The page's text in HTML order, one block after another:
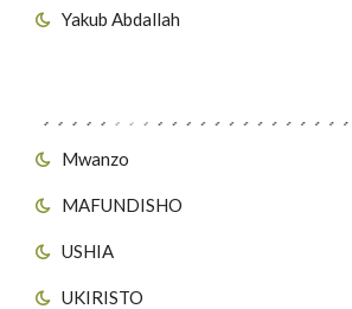
Yakub Abdallah
Mwanzo
MAFUNDISHO
USHIA
UKIRISTO